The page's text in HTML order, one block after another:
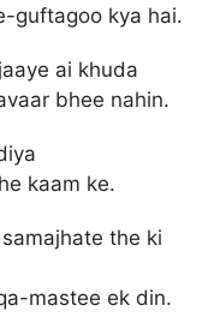
guftagoo kya hai.
ai khuda
bhee nahin.
kaam ke.
the ki
mastee ek din.